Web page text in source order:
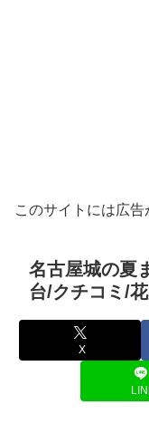
このサイトには広告
名古屋城の夏
台/クチコミ/
X